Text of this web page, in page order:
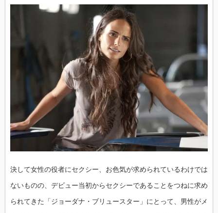
決して女性の役者にセクシー、お色気が求められているわけでは
ないものの、デビュー当初からセクシーであることをつねに求め
られてきた「ジョーダナ・ブリュースター」にとって、男性がメ